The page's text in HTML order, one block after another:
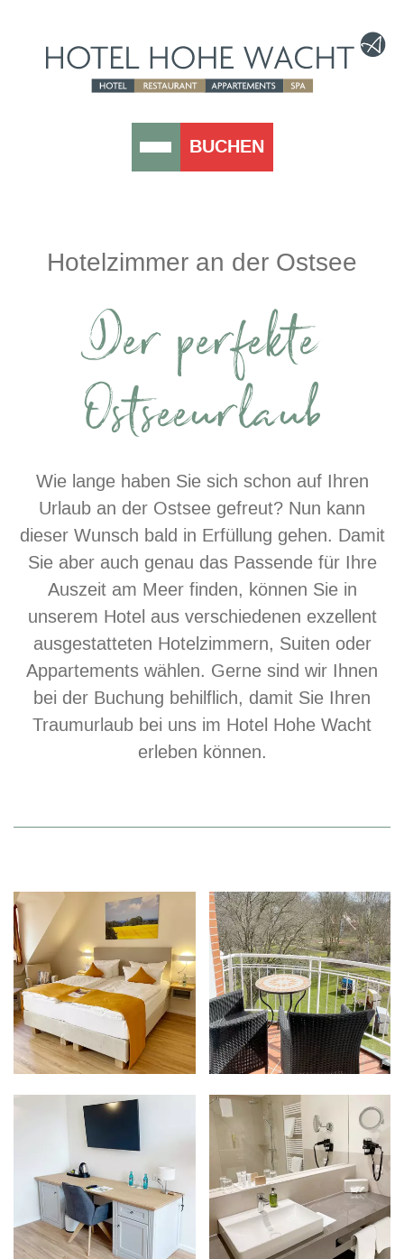
BUCHEN
Hotelzimmer an der Ostsee
Der perfekte
Ostseeurlaub
Wie lange haben Sie sich schon auf Ihren
Urlaub an der Ostsee gefreut? Nun kann
dieser Wunsch bald in Erfüllung gehen. Damit
Sie aber auch genau das Passende für Ihre
Auszeit am Meer finden, können Sie in
unserem Hotel aus verschiedenen exzellent
ausgestatteten Hotelzimmern, Suiten oder
Appartements wählen. Gerne sind wir Ihnen
bei der Buchung behilflich, damit Sie Ihren
Traumurlaub bei uns im Hotel Hohe Wacht
erleben können.